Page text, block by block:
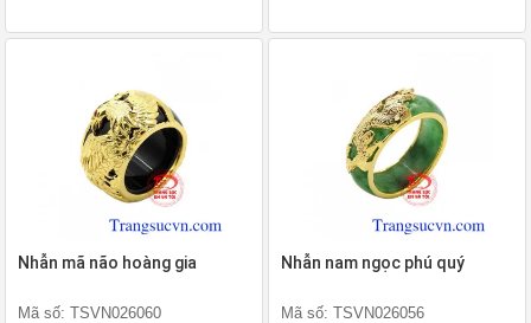
Nhẫn mã não hoàng gia
Mã số: TSVN026060
Nhẫn nam ngọc phú quý
Mã số: TSVN026056